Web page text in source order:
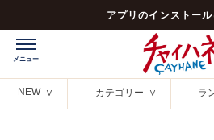
アプリのインストー
NEW カテゴリー ラ